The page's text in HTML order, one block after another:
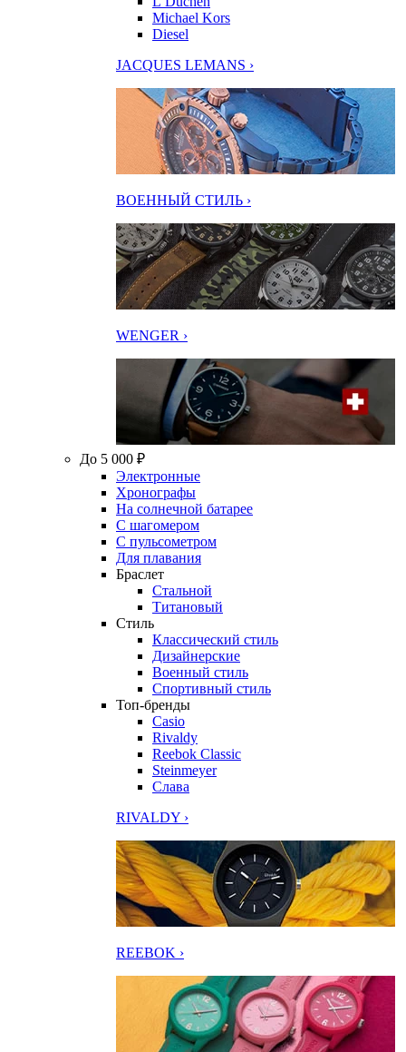
Michael Kors
Diesel
JACQUES LEMANS ›
ВОЕННЫЙ СТИЛЬ ›
WENGER ›
До 5 000 ₽
Электронные
Хронографы
На солнечной батарее
С шагомером
С пульсометром
Для плавания
Браслет
Стальной
Титановый
Стиль
Классический стиль
Дизайнерские
Военный стиль
Спортивный стиль
Топ-бренды
Casio
Rivaldy
Reebok Classic
Steinmeyer
Слава
RIVALDY ›
REEBOK ›